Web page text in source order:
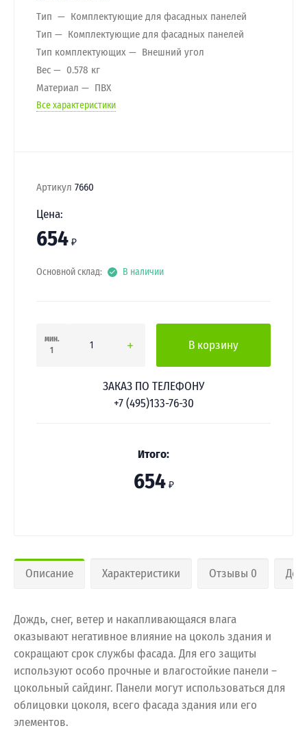
Тип
Комплектующие для фасадных панелей
Тип
Комплектующие для фасадных панелей
Тип комплектующих
Внешний угол
Вес
0.578 кг
Материал
ПВХ
Все характеристики
Артикул 7660
Цена:
654 ₽
Основной склад: В наличии
мин.
1
В корзину
ЗАКАЗ ПО ТЕЛЕФОНУ
+7 (495)133-76-30
Итого:
654 ₽
Описание Характеристики Отзывы 0
Дождь, снег, ветер и накапливающаяся влага
оказывают негативное влияние на цоколь здания и
сокращают срок службы фасада. Для его защиты
используют особо прочные и влагостойкие панели –
цокольный сайдинг. Панели могут использоваться для
облицовки цоколя, всего фасада здания или его
элементов.